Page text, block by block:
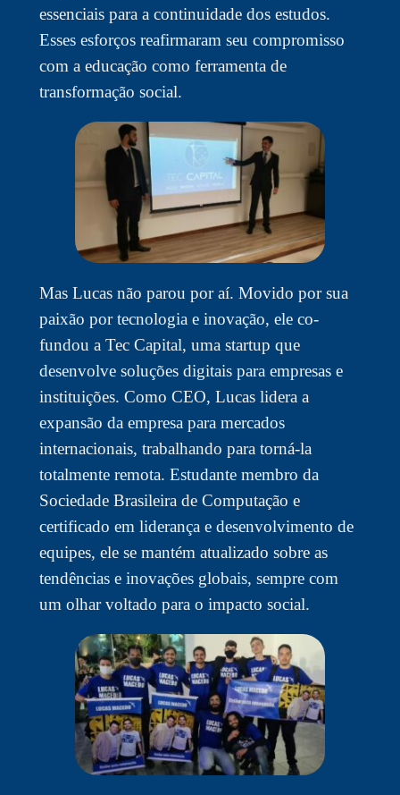
essenciais para a continuidade dos estudos.
Esses esforços reafirmaram seu compromisso
com a educação como ferramenta de
transformação social.
Mas Lucas não parou por aí. Movido por sua
paixão por tecnologia e inovação, ele co-
fundou a Tec Capital, uma startup que
desenvolve soluções digitais para empresas e
instituições. Como CEO, Lucas lidera a
expansão da empresa para mercados
internacionais, trabalhando para torná-la
totalmente remota. Estudante membro da
Sociedade Brasileira de Computação e
certificado em liderança e desenvolvimento de
equipes, ele se mantém atualizado sobre as
tendências e inovações globais, sempre com
um olhar voltado para o impacto social.